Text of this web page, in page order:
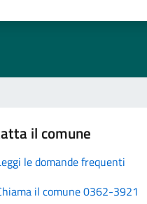
il comune
le domande frequenti
il comune 0362-3921